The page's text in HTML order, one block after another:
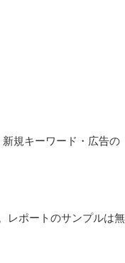
規キーワード・広告の
レポートのサンプルは無